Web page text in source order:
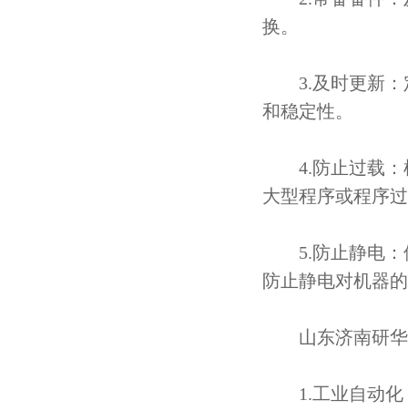
换。
3.及时更新：
和稳定性。
4.防止过载：
大型程序或程序
5.防止静电：
防止静电对机器
山东济南研华
1.工业自动化